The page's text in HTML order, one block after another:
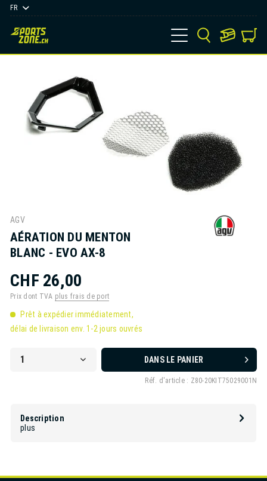
FR
AGV
AÉRATION DU MENTON
BLANC - EVO AX-8
CHF 26,00
Prix dont TVA plus frais de port
Prêt à expédier immédiatement,
délai de livraison env. 1-2 jours ouvrés
DANS LE PANIER
Réf. d'article : Z80-20KIT75029001N
Description
plus